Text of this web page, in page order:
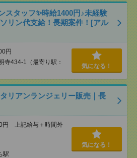
スタッフ✨時給1400円♪未経験
リン代支給！長期案件！[アル
円
寺434-1（最寄り駅：
気になる！
リアンランジェリー販売｜長
円 上記給与＋時間外
駅
気になる！